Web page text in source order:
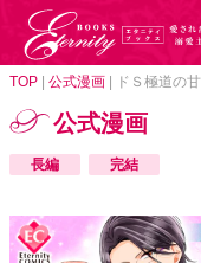
TOP 公式漫画 ドＳ極道の
公式漫画
長編 完結